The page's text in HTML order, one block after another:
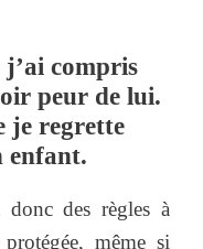
j’ai compris
peur de lui.
je regrette
enfant.
des règles à
même si